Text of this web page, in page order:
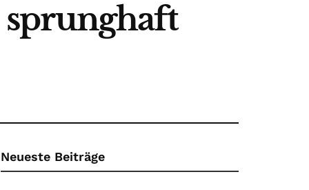
Neueste Beiträge